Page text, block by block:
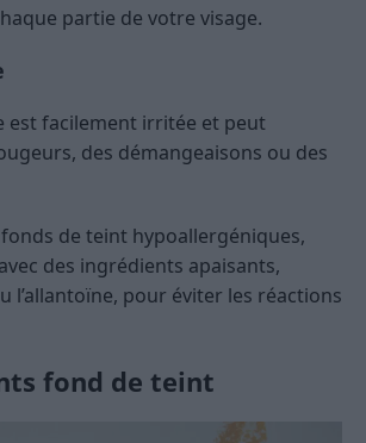
partie de votre visage.
est facilement irritée et peut
des démangeaisons ou des
de teint hypoallergéniques,
des ingrédients apaisants,
l’allantoïne, pour éviter les réactions
fond de teint